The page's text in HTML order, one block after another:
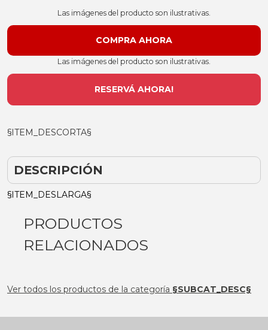
Las imágenes del producto son ilustrativas.
Las imágenes del producto son ilustrativas.
RESERVÁ AHORA!
§ITEM_DESCORTA§
DESCRIPCIÓN
§ITEM_DESLARGA§
PRODUCTOS
RELACIONADOS
Ver todos los productos de la categoría §SUBCAT_DESC§